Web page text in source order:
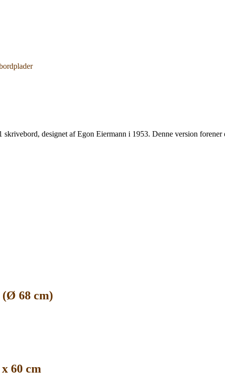
designet af Egon Eiermann i 1953. Denne version forener
68 cm)
60 cm